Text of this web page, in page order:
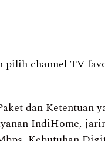
pilih channel TV
dan Ketentuan
IndiHome,